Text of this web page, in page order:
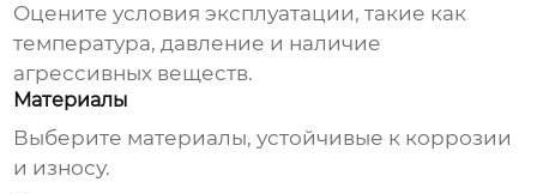
Оцените условия эксплуатации, такие как
температура, давление и наличие
агрессивных веществ.
Материалы
Выберите материалы, устойчивые к коррозии
и износу.